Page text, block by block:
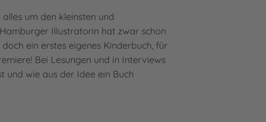
um den kleinsten und
Illustratorin hat zwar schon
ein erstes eigenes Kinderbuch, für
Bei Lesungen und in Interviews
und wie aus der Idee ein Buch